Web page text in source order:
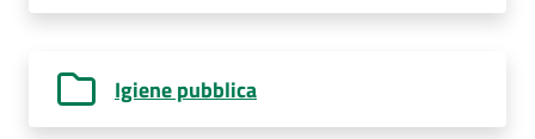
Igiene pubblica